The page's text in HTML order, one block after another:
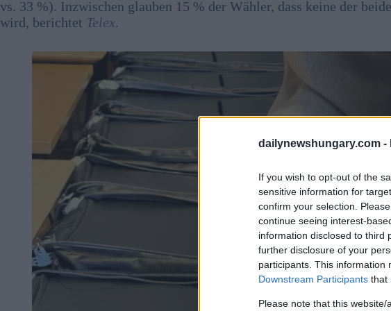
dailynewshungary.com -
If you wish to opt-out of the
sensitive information for
confirm your selection.
continue seeing interest-
information disclosed to third
further disclosure of your
participants. This information
Downstream Participants that
Please note that this
vs. 33 %). Inzwischen glauben 15 % der Wähler, dass keine der
wird, berichtet Telex.